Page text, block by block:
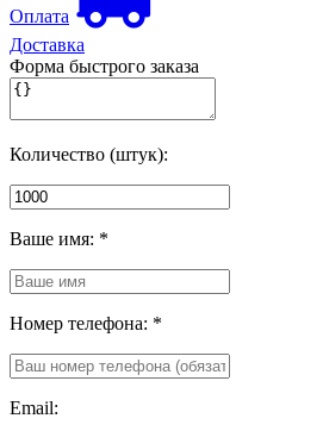
Оплата
Доставка
Форма быстрого заказа
Количество (штук):
Ваше имя: *
Номер телефона: *
Email: